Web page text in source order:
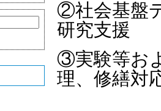
②社会基盤
研究支援
③実験等お
理、修繕対